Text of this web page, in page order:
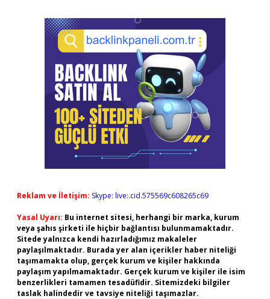
Reklam ve İletişim: Skype: live:.cid.575569c608265c69
Yasal Uyarı: Bu internet sitesi, herhangi bir marka, kurum
veya şahıs şirketi ile hiçbir bağlantısı bulunmamaktadır.
Sitede yalnızca kendi hazırladığımız makaleler
paylaşılmaktadır. Burada yer alan içerikler haber niteliği
taşımamakta olup, gerçek kurum ve kişiler hakkında
paylaşım yapılmamaktadır. Gerçek kurum ve kişiler ile isim
benzerlikleri tamamen tesadüfidir. Sitemizdeki bilgiler
taslak halindedir ve tavsiye niteliği taşımazlar.